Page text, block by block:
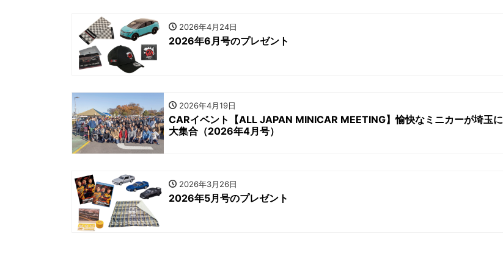
2026年4月24日
2026年6月号のプレゼント
2026年4月19日
CARイベント【ALL JAPAN MINICAR MEETING】愉快なミニカーが埼玉に
大集合（2026年4月号）
2026年3月26日
2026年5月号のプレゼント